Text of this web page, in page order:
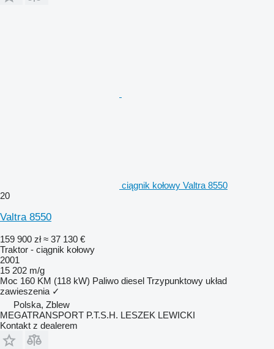
ciągnik kołowy Valtra 8550
20
Valtra 8550
159 900 zł ≈ 37 130 €
Traktor - ciągnik kołowy
2001
15 202 m/g
Moc 160 KM (118 kW) Paliwo diesel Trzypunktowy układ
zawieszenia ✓
Polska, Zblew
MEGATRANSPORT P.T.S.H. LESZEK LEWICKI
Kontakt z dealerem